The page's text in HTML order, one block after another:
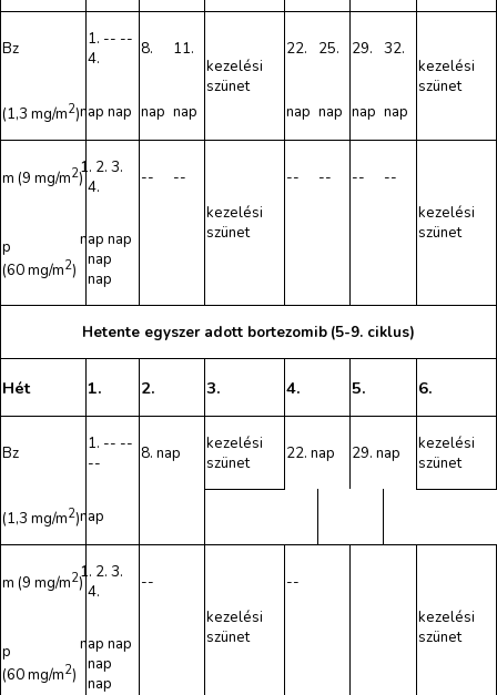
Bz
1. -- --
4.
8.
11.
kezelési
szünet
22. 25. 29.
32.
kezelési
szünet
(1,3 mg/m2)nap nap nap nap nap nap nap nap
m (9 mg/m2)
1. 2. 3.
4.
--
--
kezelési
szünet
-- -- --
--
kezelési
szünet
p
(60 mg/m2)
nap nap
nap
nap
Hetente egyszer adott bortezomib (5-9. ciklus)
Hét 1. 2. 3. 4. 5. 6.
Bz
1. -- --
--
8. nap
kezelési
szünet
22. nap 29. nap
kezelési
szünet
(1,3 mg/m2)nap
m (9 mg/m2)
1. 2. 3.
4.
--
kezelési
szünet
--
kezelési
szünet
p
(60 mg/m2)
nap nap
nap
nap